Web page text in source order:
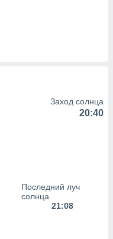
Заход солнца
20:40
Последний луч
солнца
21:08